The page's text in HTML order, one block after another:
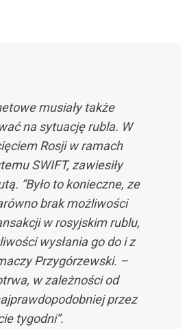
musiały także
na sytuację rubla. W
Rosji w ramach
SWIFT, zawiesiły
”Było to konieczne, ze
brak możliwości
w rosyjskim rublu,
wysłania go do i z
Przygórzewski. –
w zależności od
przez
tygodni”.